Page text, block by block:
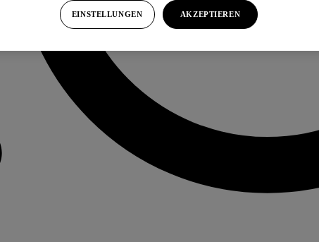
EINSTELLUNGEN AKZEPTIEREN